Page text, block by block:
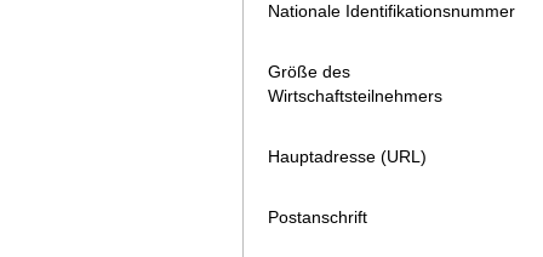
Nationale Identifikationsnummer
Größe des
Wirtschaftsteilnehmers
Hauptadresse (URL)
Postanschrift